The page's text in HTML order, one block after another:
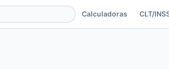
Calculadoras CLT/